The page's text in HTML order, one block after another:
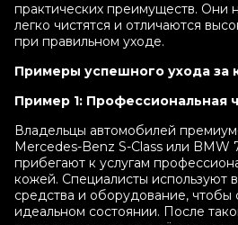
практических преимуществ. Они
легко чистятся и отличаются
при правильном уходе.
Примеры успешного ухода за
Пример 1: Профессиональная
Владельцы автомобилей
Mercedes-Benz S-Class или BMW
прибегают к услугам
кожей. Специалисты используют
средства и оборудование, чтобы
идеальном состоянии. После